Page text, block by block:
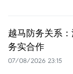
越马防务关系
务实合作
07/08/2026 23:15